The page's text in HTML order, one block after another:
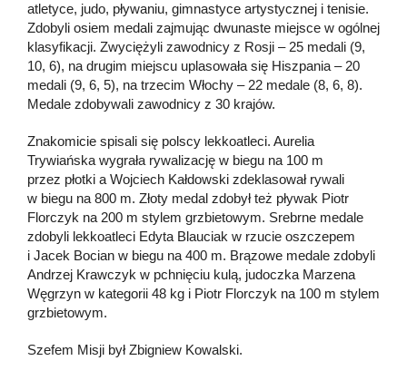
atletyce, judo, pływaniu, gimnastyce artystycznej i tenisie.
Zdobyli osiem medali zajmując dwunaste miejsce w ogólnej
klasyfikacji. Zwyciężyli zawodnicy z Rosji – 25 medali (9,
10, 6), na drugim miejscu uplasowała się Hiszpania – 20
medali (9, 6, 5), na trzecim Włochy – 22 medale (8, 6, 8).
Medale zdobywali zawodnicy z 30 krajów.
Znakomicie spisali się polscy lekkoatleci. Aurelia
Trywiańska wygrała rywalizację w biegu na 100 m
przez płotki a Wojciech Kałdowski zdeklasował rywali
w biegu na 800 m. Złoty medal zdobył też pływak Piotr
Florczyk na 200 m stylem grzbietowym. Srebrne medale
zdobyli lekkoatleci Edyta Blauciak w rzucie oszczepem
i Jacek Bocian w biegu na 400 m. Brązowe medale zdobyli
Andrzej Krawczyk w pchnięciu kulą, judoczka Marzena
Węgrzyn w kategorii 48 kg i Piotr Florczyk na 100 m stylem
grzbietowym.
Szefem Misji był Zbigniew Kowalski.